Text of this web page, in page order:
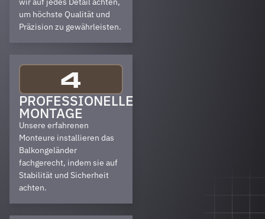
um höchste Qualität und
Präzision zu gewährleisten.
4
PROFESSIONELLE
MONTAGE
Unsere erfahrenen
Monteure installieren das
Balkongeländer
fachgerecht, indem sie auf
Stabilität und Sicherheit
achten.